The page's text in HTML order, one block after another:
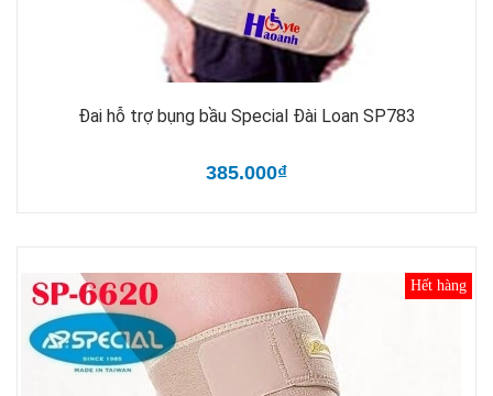
Đai hỗ trợ bụng bầu Special Đài Loan SP783
385.000₫
Hết hàng